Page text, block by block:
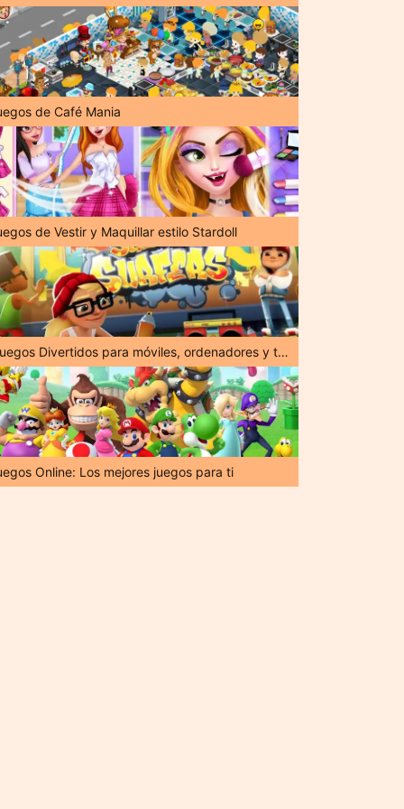
de Café Mania
de Vestir y Maquillar estilo Stardoll
¡Juegos Divertidos para móviles, ordenadores y tabletas!
Online: Los mejores juegos para ti